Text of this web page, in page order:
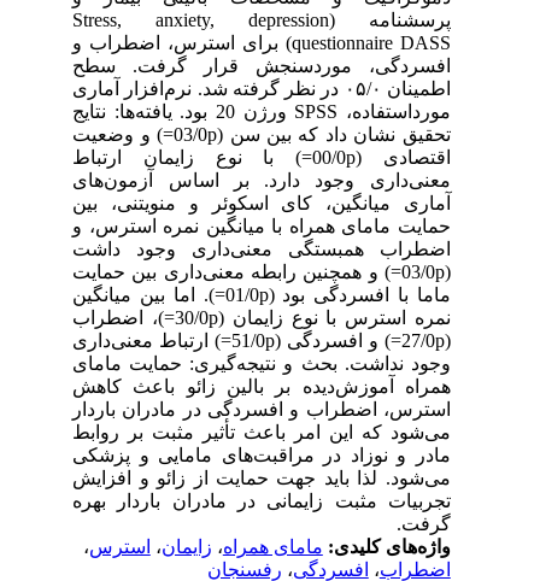
پرسشنامه (Stress, anxiety, depression
questionnaire DASS) برای استرس، اضطراب و
افسردگی، موردسنجش قرار گرفت. سطح
اطمینان ۰۵/۰ در نظر گرفته شد. نرم‌افزار آماری
مورداستفاده، SPSS ورژن 20 بود. یافته‌ها: نتایج
تحقیق نشان داد که بین سن (03/0p=) و وضعیت
اقتصادی (00/0p=) با نوع زایمان ارتباط
معنی‌داری وجود دارد. بر اساس آزمون‌های
آماری میانگین، کای اسکوئر و منویتنی، بین
حمایت مامای همراه با میانگین نمره استرس، و
اضطراب همبستگی معنی‌داری وجود داشت
(03/0p=) و همچنین رابطه معنی‌داری بین حمایت
ماما با افسردگی بود (01/0p=). اما بین میانگین
نمره استرس با نوع زایمان (30/0p=)، اضطراب
(27/0p=) و افسردگی (51/0p=) ارتباط معنی‌داری
وجود نداشت. بحث و نتیجه‌گیری: حمایت مامای
همراه آموزش‌دیده بر بالین زائو باعث کاهش
استرس، اضطراب و افسردگی در مادران باردار
می‌شود که این امر باعث تأثیر مثبت بر روابط
مادر و نوزاد در مراقبت‌های مامایی و پزشکی
می‌شود. لذا باید جهت حمایت از زائو و افزایش
تجربیات مثبت زایمانی در مادران باردار بهره
گرفت.
واژه‌های کلیدی:مامای همراه ،زایمان،استرس،
اضطراب،افسردگی،رفسنجان